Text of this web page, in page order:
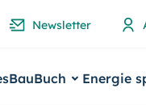
Newsletter
BauBuch Energie